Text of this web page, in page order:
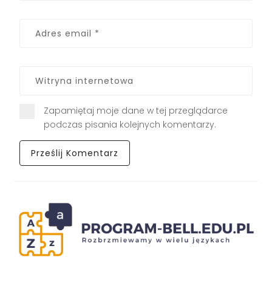
Zapamiętaj moje dane w tej przeglądarce
podczas pisania kolejnych komentarzy.